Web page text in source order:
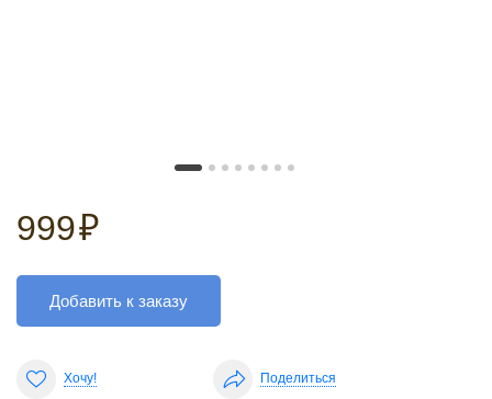
999₽
Добавить к заказу
Хочу! Поделиться